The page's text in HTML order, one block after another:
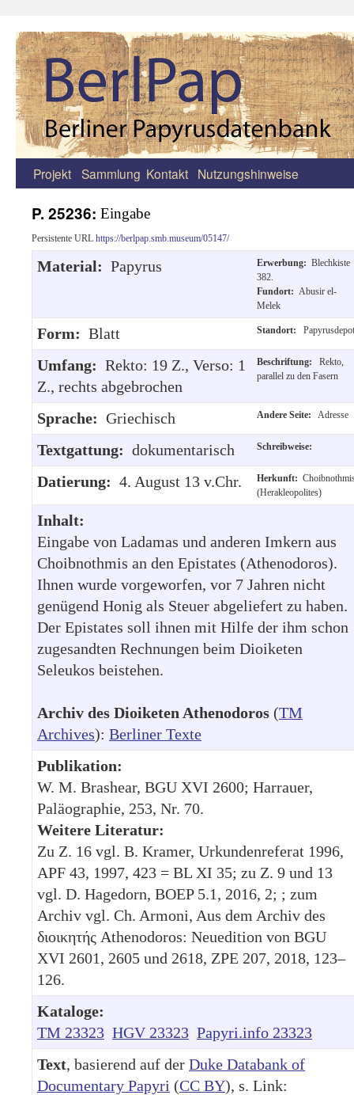
Zum
springen
Projekt Sammlung Kontakt Nutzungshinweise
P. 25236: Eingabe
Persistente URL https://berlpap.smb.museum/05147/
Material: Papyrus Erwerbung: Blechkiste
382.
Fundort: Abusir el-
Melek
Form: Blatt Standort: Papyrusdepot
Umfang: Rekto: 19 Z., Verso: 1
Z., rechts abgebrochen
Beschriftung:
Rekto,
parallel zu den Fasern
Sprache: Griechisch Andere Seite: Adresse
Textgattung: dokumentarisch Schreibweise:
Datierung: 4. August 13 v.Chr. Herkunft:
(Herakleopolites)
Inhalt:
Eingabe von Ladamas und anderen Imkern aus
Choibnothmis an den Epistates (Athenodoros).
Ihnen wurde vorgeworfen, vor 7 Jahren nicht
genügend Honig als Steuer abgeliefert zu haben.
Der Epistates soll ihnen mit Hilfe der ihm schon
zugesandten Rechnungen beim Dioiketen
Seleukos beistehen.
Archiv des Dioiketen Athenodoros (TM
Archives): Berliner Texte
Publikation:
W. M. Brashear, BGU XVI 2600; Harrauer,
Paläographie, 253, Nr. 70.
Weitere Literatur:
Zu Z. 16 vgl. B. Kramer, Urkundenreferat 1996,
APF 43, 1997, 423 = BL XI 35; zu Z. 9 und 13
vgl. D. Hagedorn, BOEP 5.1, 2016, 2; ; zum
Archiv vgl. Ch. Armoni, Aus dem Archiv des
διοικητής Athenodoros: Neuedition von BGU
XVI 2601, 2605 und 2618, ZPE 207, 2018, 123–
126.
Kataloge:
TM 23323 HGV 23323 Papyri.info 23323
Text, basierend auf der Duke Databank of
Documentary Papyri (CC BY), s. Link: